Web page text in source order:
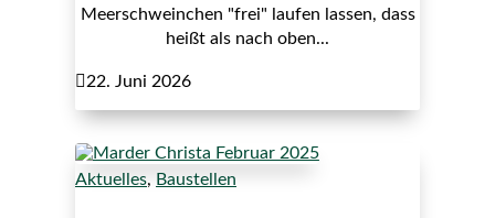
Meerschweinchen "frei" laufen lassen, dass
heißt als nach oben...
22. Juni 2026
Aktuelles, Baustellen